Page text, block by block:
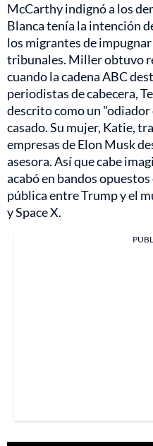
McCarthy indignó a los
Blanca tenía la intención
los migrantes de
tribunales. Miller obtuvo
cuando la cadena ABC
periodistas de cabecera,
descrito como un
casado. Su mujer, Katie,
empresas de Elon Musk
asesora. Así que cabe
acabó en bandos
pública entre Trump y el
y Space X.